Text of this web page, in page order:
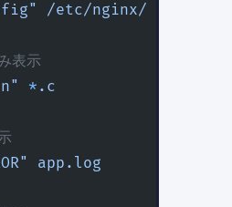
/etc/nginx/
表示
* .c
app.log